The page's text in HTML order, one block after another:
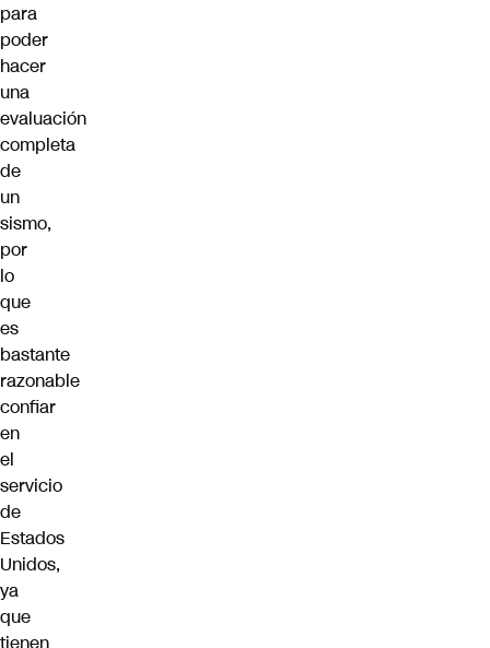
para
poder
hacer
una
evaluación
completa
de
un
sismo,
por
lo
que
es
bastante
razonable
confiar
en
el
servicio
de
Estados
Unidos,
ya
que
tienen